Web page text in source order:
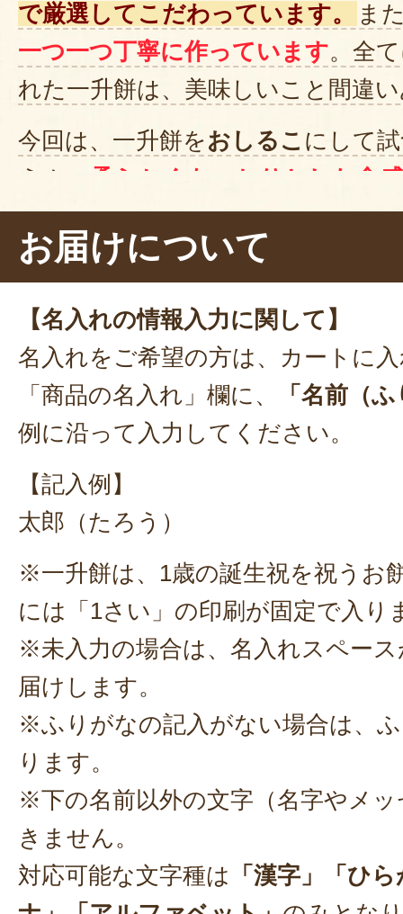
初孫に続き二度目の利用でした。
かわいい名前シール付きの小分け
お餅もとても美味しく、さすが米
来月は３人目の孫の初誕生日のお
す。
この度はご購入ありがとうござ
お二人目のお孫様の一升餅を、
の一升餅をお選びいただき、ま
ございます。
お召し上がりいただければ幸い
またご縁がありましたら、よろ
この度のご注文まことにありが
た。
2024年11月
初めて注文させて頂きました。
ネットで見たままの可愛らしい紅
でとても満足でした。もちろんお
た。
2024年09月
で厳選してこだわっています。
ま
一つ一つ丁寧に作っています。全
れた一升餅は、美味しいこと間違
今回は、一升餅をおしるこ にして
うん、
柔らかくもっちりとした食感
ズでとても食べやすいです！焼い
煮て食べてもよし。お好きな食べ
お届けについて
【名入れの情報入力に関して】
名入れをご希望の方は、カートに
「商品の名入れ」欄に、
「名前（
例に沿って入力してください。
【記入例】
太郎（たろう）
※一升餅は、1歳の誕生祝を祝うお
には「1さい」の印刷が固定で入り
※未入力の場合は、名入れスペー
届けします。
※ふりがなの記入がない場合は、
ります。
※下の名前以外の文字（名字やメ
きません。
対応可能な文字種は
「漢字」「ひ